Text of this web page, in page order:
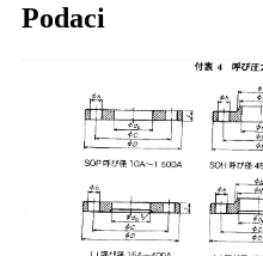
Podaci